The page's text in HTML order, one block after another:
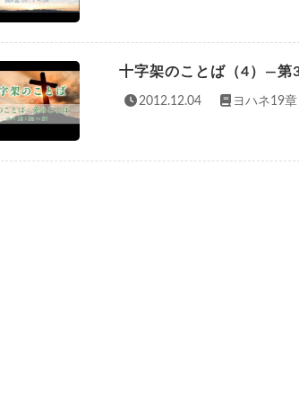
十字架のことば（4）—第
2012.12.04 ヨハネ19